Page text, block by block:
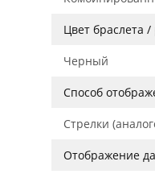
Цвет браслета
Черный
Способ
Стрелки
Отображение